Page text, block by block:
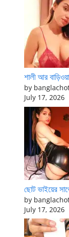
শালী আর
by
July 17, 2026
ছোট ভাইয়ের
by
July 17, 2026